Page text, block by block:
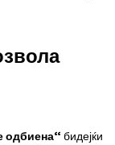
одбиена“ бидејќи